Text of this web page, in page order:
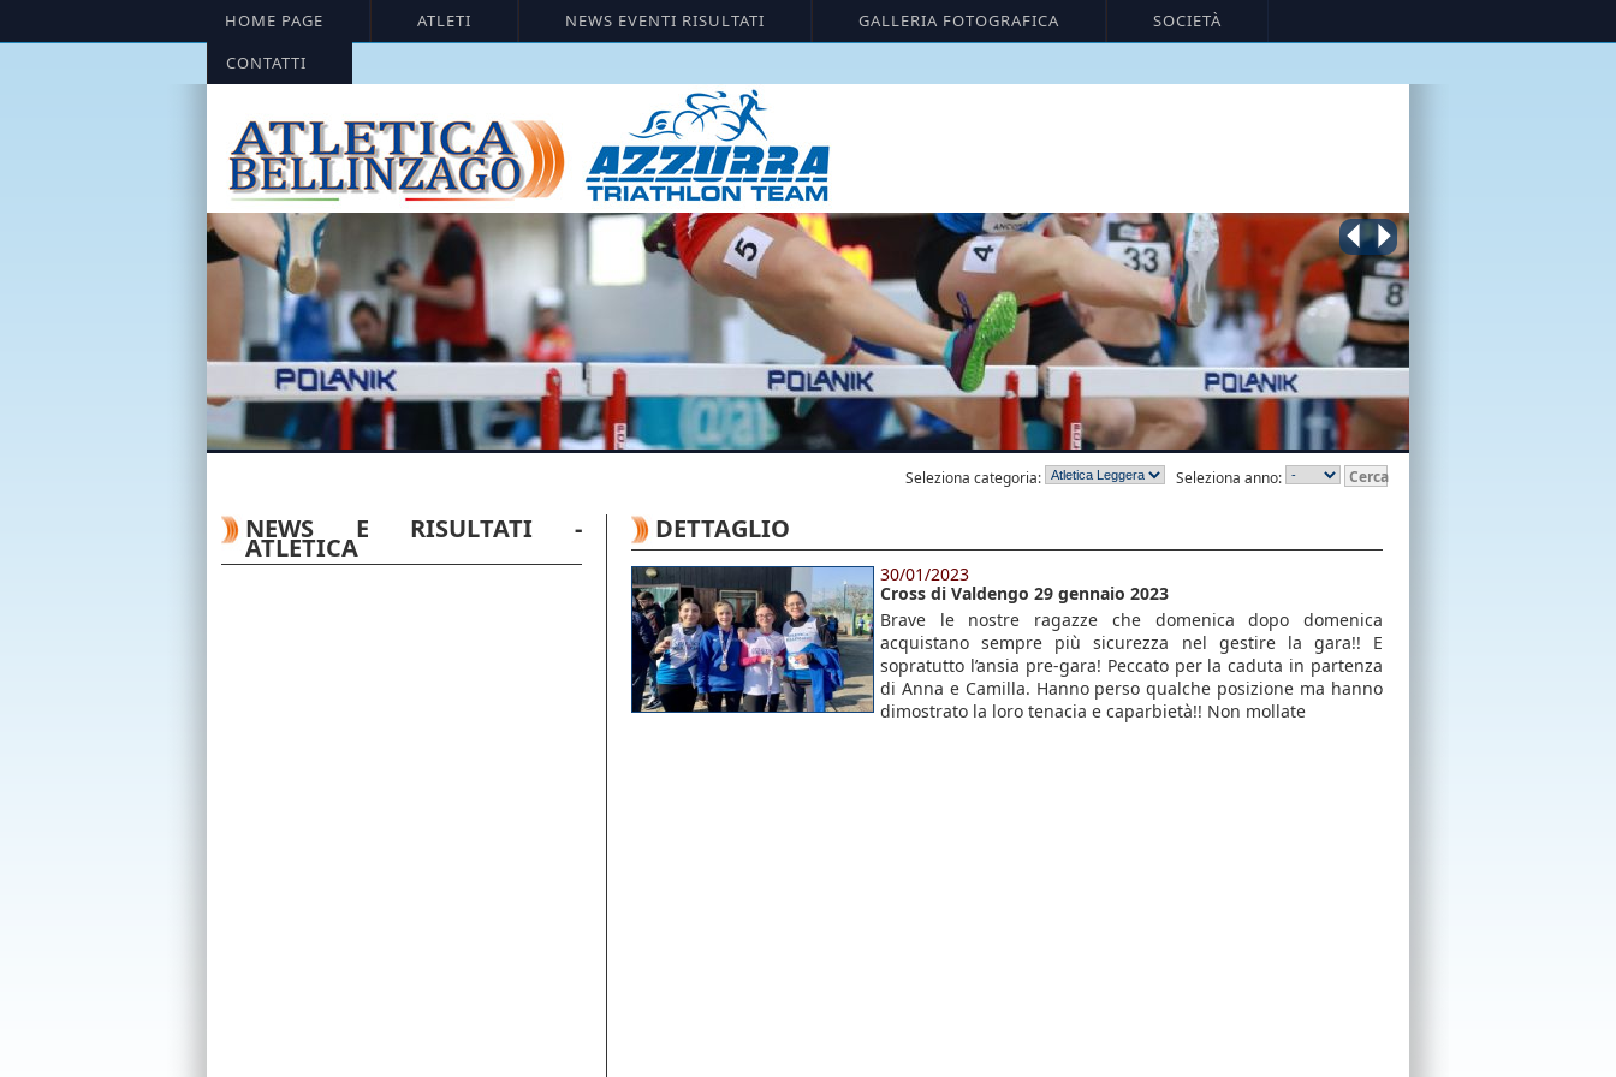
HOME PAGE ATLETI NEWS EVENTI RISULTATI GALLERIA FOTOGRAFICA
SOCIETÀ
CONTATTI
Cerca
Seleziona anno:
Seleziona categoria:
NEWS E RISULTATI -
ATLETICA
DETTAGLIO
30/01/2023
Cross di Valdengo 29 gennaio 2023
Brave le nostre ragazze che domenica dopo domenica
acquistano sempre più sicurezza nel gestire la gara!! E
sopratutto l’ansia pre-gara! Peccato per la caduta in partenza
di Anna e Camilla. Hanno perso qualche posizione ma hanno
dimostrato la loro tenacia e caparbietà!! Non mollate